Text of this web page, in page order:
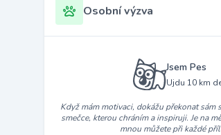
Osobní výzva
Jsem Pes
Ujdu 10 km
Když mám motivaci, dokážu překonat sám
smečce, kterou chráním a inspiruji. Je na
mnou můžete při každé